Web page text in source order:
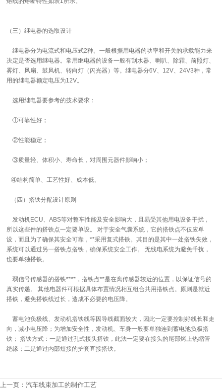
（三）继电器的选取设计
继电器分为电流式和电压式2种。一般根据用电器的功率和开关的承载能力来
决定是否选用继电器。常用继电器的设备一般有刮水器、喇叭、除霜、前照灯、
雾灯、风扇、鼓风机、转向灯（闪光器）等。继电器分6V、12V、24V3种，常
用的继电器额定电压为12V。
选用继电器要参考的技术要求：
①可靠性好；
②性能稳定；
③质量轻、体积小、寿命长，对周围元器件影响小；
④结构简单、工艺性好、成本低。
（四）搭铁分配设计原则
发动机ECU、ABS等对整车性能及安全影响大，且易受其他用电设备干扰，
所以这些件的搭铁点一定要单设。 对于安全气囊系统，它的搭铁点不仅应单
设，而且为了确保其安全可靠，**采用复式搭铁。其目的是其中一处搭铁失效，
系统可以通过另一搭铁点搭铁，确保系统安全工作。 无线电系统为避免千扰，
也要单独搭铁。
弱信号传感器的搭铁****，搭铁点**是在离传感器较近的位置，以保证信号的
真实传递。 其他电器件可根据具体布置情况相互组合共用搭铁点。原则是就近
搭铁，避免搭铁线过长，造成不必要的电压降。
蓄电池负极线、发动机搭铁线等因导线截面较大，因此一定要控制好线长和走
向，减小电压降；为增加安全性，发动机、车身一般要单独连到蓄电池负极搭
铁； 搭铁方式：一是通过孔式接头搭铁，此法一定要在接头的尾部烤上热缩管
绝缘；二是通过内部短接的护套直接搭铁。
上一页： 汽车线束加工的制作工艺